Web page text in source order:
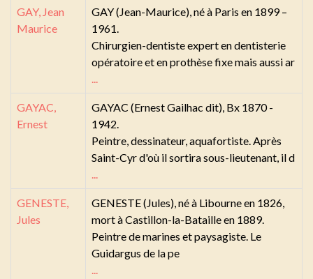
GAY, Jean
Maurice
GAY (Jean-Maurice), né à Paris en 1899 –
1961.
Chirurgien-dentiste expert en dentisterie
opératoire et en prothèse fixe mais aussi ar
GAYAC,
Ernest
GAYAC (Ernest Gailhac dit), Bx 1870 -
1942.
Peintre, dessinateur, aquafortiste. Après
Saint-Cyr d'où il sortira sous-lieutenant, il d
GENESTE,
Jules
GENESTE (Jules), né à Libourne en 1826,
mort à Castillon-la-Bataille en 1889.
Peintre de marines et paysagiste. Le
Guidargus de la pe